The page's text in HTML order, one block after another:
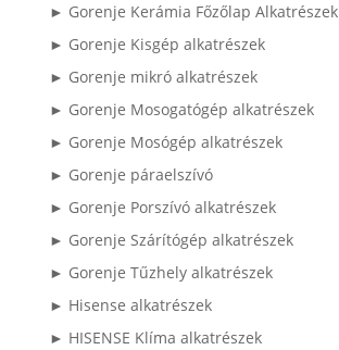
► Gorenje Kerámia Főzőlap Alkatrészek
► Gorenje Kisgép alkatrészek
► Gorenje mikró alkatrészek
► Gorenje Mosogatógép alkatrészek
► Gorenje Mosógép alkatrészek
► Gorenje páraelszívó
► Gorenje Porszívó alkatrészek
► Gorenje Szárítógép alkatrészek
► Gorenje Tűzhely alkatrészek
► Hisense alkatrészek
► HISENSE Klíma alkatrészek